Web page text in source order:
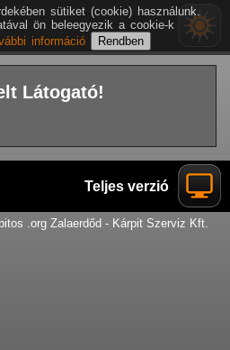
Látogató!
Teljes verzió
.org Zalaerdőd - Kárpit Szerviz Kft.
sütiket (cookie) használunk.
ön beleegyezik a cookie-k
információ